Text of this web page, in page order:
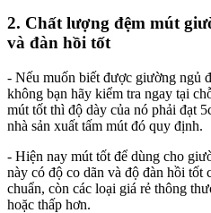
2. Chất lượng đệm mút
và đàn hồi tốt
- Nếu muốn biết được giường ngủ
không bạn hãy kiểm tra ngay tại
mút tốt thì độ dày của nó phải đạt
nhà sản xuất tấm mút đó quy định.
- Hiện nay mút tốt để dùng cho
này có độ co dãn và độ đàn hồi tốt
chuẩn, còn các loại giá rẻ thông
hoặc thấp hơn.